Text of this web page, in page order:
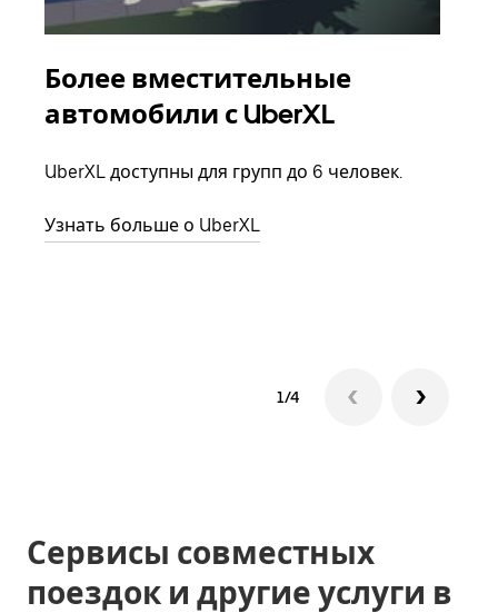
Более вместительные
автомобили с UberXL
UberXL доступны для групп до 6 человек.
Узнать больше о UberXL
1/4
Сервисы совместных
поездок и другие услуги в